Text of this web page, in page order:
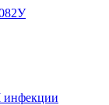
инфекции